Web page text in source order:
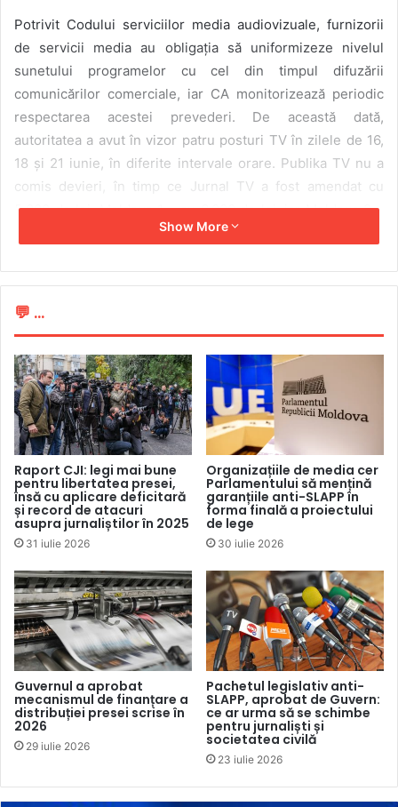
Potrivit Codului serviciilor media audiovizuale, furnizorii
de servicii media au obligația să uniformizeze nivelul
sunetului programelor cu cel din timpul difuzării
comunicărilor comerciale, iar CA monitorizează periodic
respectarea acestei prevederi. De această dată,
autoritatea a avut în vizor patru posturi TV în zilele de 16,
18 și 21 iunie, în diferite intervale orare. Publika TV nu a
comis devieri, în timp ce Jurnal TV a fost amendat cu
5.000 de lei, Moldova 1 – cu 6.000 de lei, iar Moldova 2 –
între nivelul sunetului publicității și cel al programelor
uniformizarea tăriei sonore.
Media Azi a mai scris despre încălcări similare. Bunăoară,
în luna iunie 2023, Consiliul
a aplicat sancțiuni în valoare
de 49.000 de lei
posturilor de televiziune N4, Rlive TV,
REN Moldova, Studio L, Exclusiv TV, TV6 și TVC 21, iar mai
devreme, în februarie, alte șase canale TVau fost
sancționate cu 32.500 leiîn total. Potrivit unui
valoare de 64.000 lei pentru publicitate cu nivelul sporit
sunetului.
Show More
💬 ...
Raport CJI: legi mai bune
pentru libertatea presei,
însă cu aplicare deficitară
și record de atacuri
asupra jurnaliștilor în 2025
31 iulie 2026
Organizațiile de media cer
Parlamentului să mențină
garanțiile anti-SLAPP în
forma finală a proiectului
de lege
30 iulie 2026
Guvernul a aprobat
mecanismul de finanțare a
distribuției presei scrise în
2026
29 iulie 2026
Pachetul legislativ anti-
SLAPP, aprobat de Guvern:
ce ar urma să se schimbe
pentru jurnaliști și
societatea civilă
23 iulie 2026